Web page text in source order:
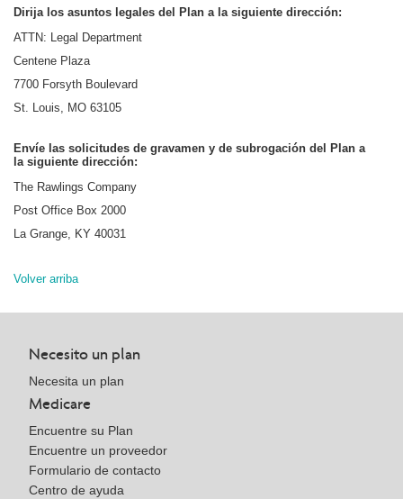
Dirija los asuntos legales del Plan a la siguiente dirección:
ATTN: Legal Department
Centene Plaza
7700 Forsyth Boulevard
St. Louis, MO 63105
Envíe las solicitudes de gravamen y de subrogación del Plan a
la siguiente dirección:
The Rawlings Company
Post Office Box 2000
La Grange, KY 40031
Volver arriba
Necesito un plan
Necesita un plan
Medicare
Encuentre su Plan
Encuentre un proveedor
Formulario de contacto
Centro de ayuda